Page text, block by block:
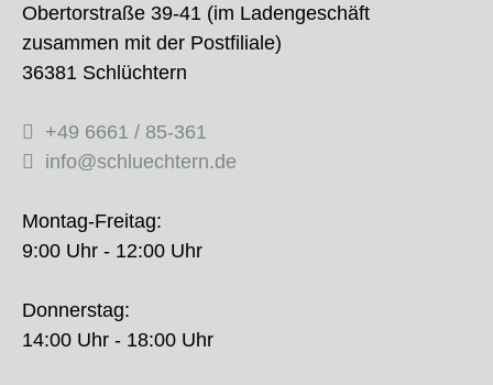
Obertorstraße 39-41 (im Ladengeschäft
zusammen mit der Postfiliale)
36381 Schlüchtern
+49 6661 / 85-361
info@schluechtern.de
Montag-Freitag:
9:00 Uhr - 12:00 Uhr
Donnerstag:
14:00 Uhr - 18:00 Uhr